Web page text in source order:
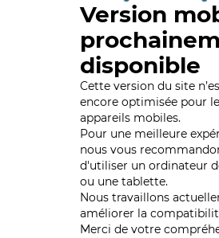
Version
disponible
Cette version du site
encore optimisée pour
appareils mobiles.
Pour une meilleure
nous vous
d'utiliser un ordinateur
ou une tablette.
Nous travaillons
améliorer la
Merci de votre